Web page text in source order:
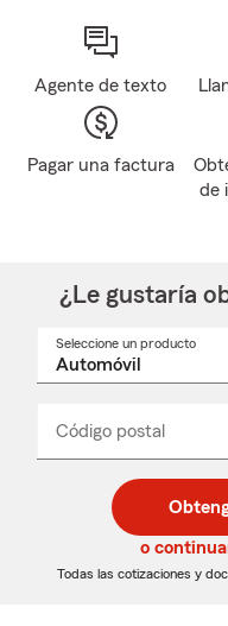
Agente de texto
Pagar una factura
de
¿Le gustaría
Seleccione un producto
Código postal
de
5
dígitos
de
5
dígitos
_____
o
Todas las cotizaciones y